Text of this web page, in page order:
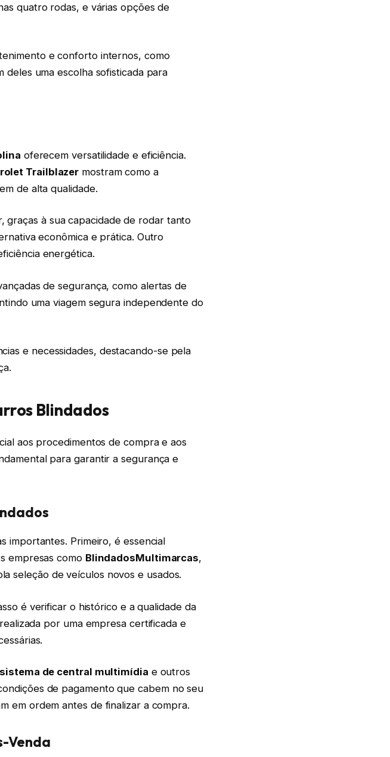
quatro rodas, e várias opções de
e conforto internos, como
uma escolha sofisticada para
oferecem versatilidade e eficiência.
Trailblazer mostram como a
de alta qualidade.
graças à sua capacidade de rodar tanto
econômica e prática. Outro
energética.
de segurança, como alertas de
uma viagem segura independente do
e necessidades, destacando-se pela
Blindados
aos procedimentos de compra e aos
para garantir a segurança e
importantes. Primeiro, é essencial
empresas como BlindadosMultimarcas,
seleção de veículos novos e usados.
é verificar o histórico e a qualidade da
por uma empresa certificada e
sistema de central multimídia e outros
de pagamento que cabem no seu
em ordem antes de finalizar a compra.
Venda